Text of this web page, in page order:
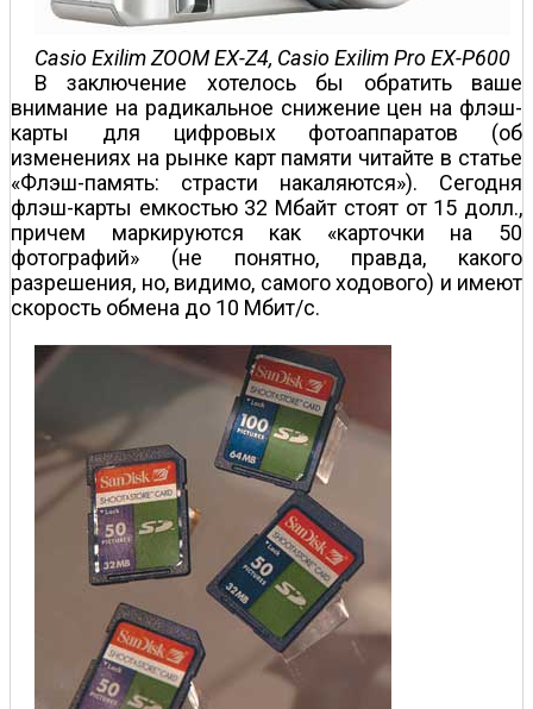
Casio Exilim ZOOM EX-Z4, Casio Exilim Pro EX-P600
В заключение хотелось бы обратить ваше
внимание на радикальное снижение цен на флэш-
карты для цифровых фотоаппаратов (об
изменениях на рынке карт памяти читайте в статье
«Флэш-память: страсти накаляются»). Сегодня
флэш-карты емкостью 32 Мбайт стоят от 15 долл.,
причем маркируются как «карточки на 50
фотографий» (не понятно, правда, какого
разрешения, но, видимо, самого ходового) и имеют
скорость обмена до 10 Мбит/с.